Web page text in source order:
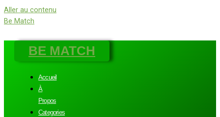
Aller au contenu
Be Match
BE MATCH
Accueil
À
Propos
Categories